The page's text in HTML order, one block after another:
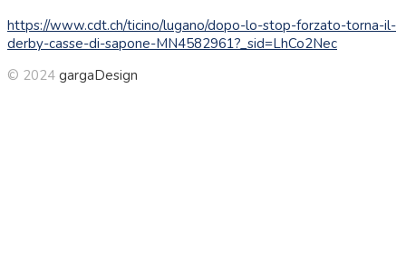
https://www.cdt.ch/ticino/lugano/dopo-lo-stop-forzato-torna-il-
derby-casse-di-sapone-MN4582961?_sid=LhCo2Nec
© 2024 gargaDesign